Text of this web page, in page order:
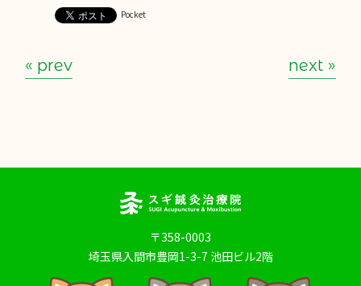
Pocket
« prev next »
〒358-0003
埼玉県入間市豊岡1-3-7 池田ビル2階